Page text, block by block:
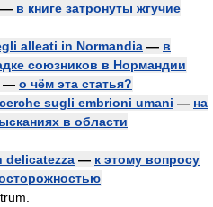
— в книге затронуты жгучие
alleati in Normandia — в
союзников в Нормандии
— о чём эта статья?
sugli embrioni umani — на
в области
delicatezza — к этому вопросу